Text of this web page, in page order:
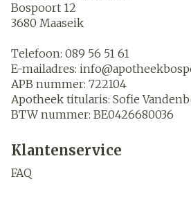
Bospoort 12
3680 Maaseik
Telefoon: 089 56 51 61
E-mailadres: info@
APB nummer: 722104
Apotheek titularis: Sofie
BTW nummer: BE0426680036
Klantenservice
FAQ